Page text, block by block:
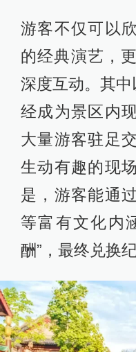
游客不仅可以
的经典演艺，
深度互动。其中
经成为景区内
大量游客驻足
生动有趣的现
是，游客能通
等富有文化内
酬”，最终兑换